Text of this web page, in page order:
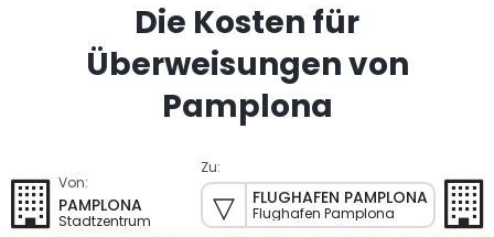
Die Kosten für
Überweisungen von
Pamplona
Von:
PAMPLONA
Stadtzentrum
Zu:
FLUGHAFEN PAMPLONA
Flughafen Pamplona